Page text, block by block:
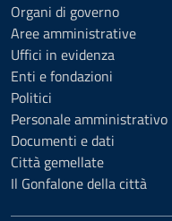
Organi di governo
Aree amministrative
Uffici in evidenza
Enti e fondazioni
Politici
Personale amministrativo
Documenti e dati
Città gemellate
Il Gonfalone della città